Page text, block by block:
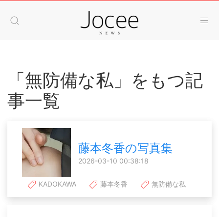
「無防備な私」をもつ記
事一覧
藤本冬香の写真集
2026-03-10 00:38:18
KADOKAWA 藤本冬香 無防備な私